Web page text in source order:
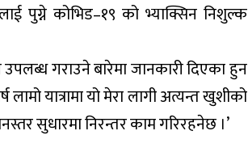
पुग्ने कोभिड–१९ को भ्याक्सिन निशुल्क
गराउने बारेमा जानकारी दिएका हुन
यात्रामा यो मेरा लागी अत्यन्त खुशीको
सुधारमा निरन्तर काम गरिरहनेछ ।’